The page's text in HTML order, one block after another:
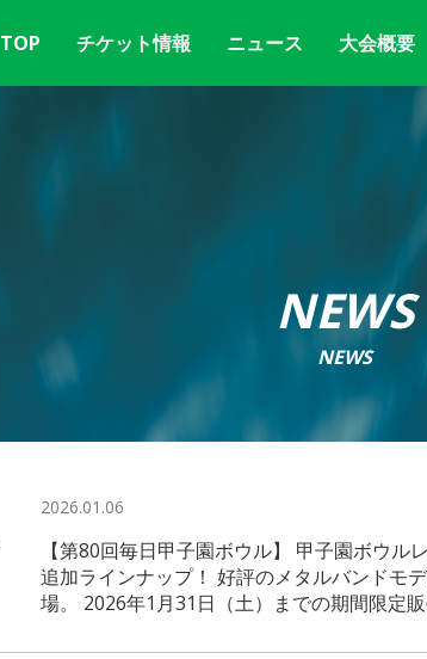
TOP チケット情報 ニュース 大会概要
NEWS
NEWS
2026.01.06
【第80回毎日甲子園ボウル】 甲子園ボウ
追加ラインナップ！ 好評のメタルバンドモ
場。 2026年1月31日（土）までの期間限定